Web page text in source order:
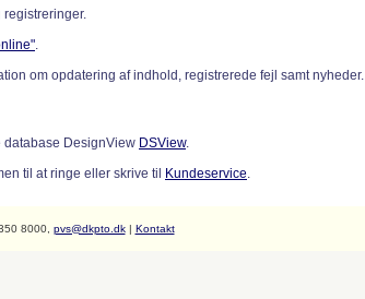
.
om opdatering af indhold, registrerede fejl samt nyheder.
DesignView DSView.
til at ringe eller skrive til
Kundeservice.
8000, pvs@dkpto.dk| Kontakt